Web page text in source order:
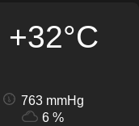
+32°C
763 mmHg
6 %